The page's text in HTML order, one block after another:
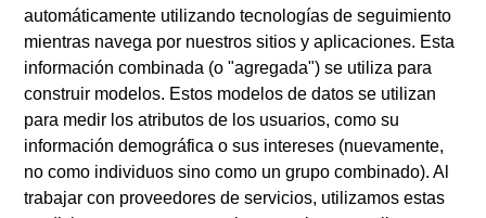
automáticamente utilizando tecnologías de seguimiento
mientras navega por nuestros sitios y aplicaciones. Esta
información combinada (o "agregada") se utiliza para
construir modelos. Estos modelos de datos se utilizan
para medir los atributos de los usuarios, como su
información demográfica o sus intereses (nuevamente,
no como individuos sino como un grupo combinado). Al
trabajar con proveedores de servicios, utilizamos estas